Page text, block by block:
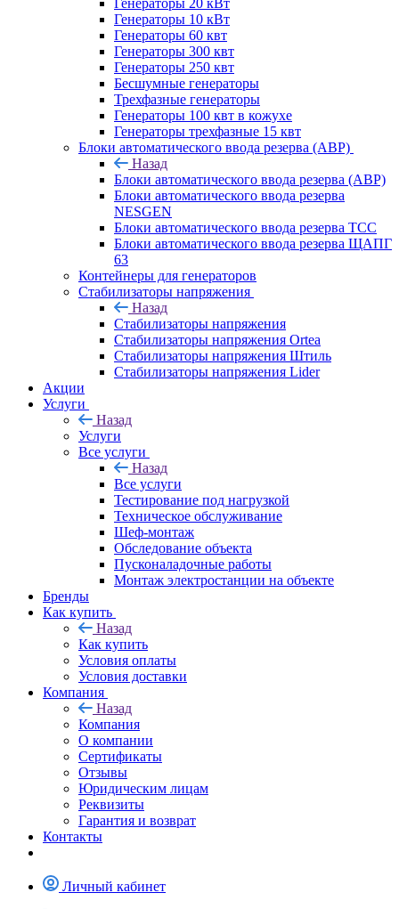
Генераторы 20 кВт
Генераторы 10 кВт
Генераторы 60 квт
Генераторы 300 квт
Генераторы 250 квт
Бесшумные генераторы
Трехфазные генераторы
Генераторы 100 квт в кожухе
Генераторы трехфазные 15 квт
Блоки автоматического ввода резерва (АВР)
Назад
Блоки автоматического ввода резерва (АВР)
Блоки автоматического ввода резерва
NESGEN
Блоки автоматического ввода резерва ТСС
Блоки автоматического ввода резерва ЩАПГ
63
Контейнеры для генераторов
Стабилизаторы напряжения
Назад
Стабилизаторы напряжения
Стабилизаторы напряжения Ortea
Стабилизаторы напряжения Штиль
Стабилизаторы напряжения Lider
Акции
Услуги
Назад
Услуги
Все услуги
Назад
Все услуги
Тестирование под нагрузкой
Техническое обслуживание
Шеф-монтаж
Обследование объекта
Пусконаладочные работы
Монтаж электростанции на объекте
Бренды
Как купить
Назад
Как купить
Условия оплаты
Условия доставки
Компания
Назад
Компания
О компании
Сертификаты
Отзывы
Юридическим лицам
Реквизиты
Гарантия и возврат
Контакты
Личный кабинет